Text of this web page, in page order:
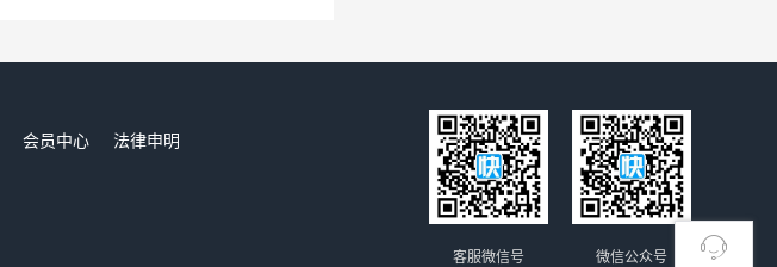
会员中心
法律申明
微信公众号
客服微信号